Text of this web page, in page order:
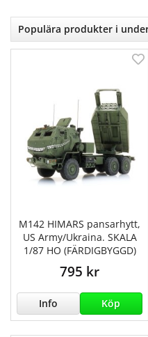
Populära produkter i
M142 HIMARS pansarhytt,
US Army/Ukraina. SKALA
1/87 HO (FÄRDIGBYGGD)
795 kr
Info Köp